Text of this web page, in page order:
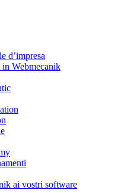
d’impresa
Webmecanik
ai vostri software